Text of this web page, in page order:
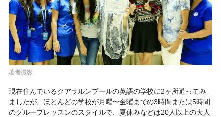
著者撮影
現在住んでいるクアラルンプールの英語の学校に2ヶ所通ってみ
ましたが、ほとんどの学校が月曜〜金曜までの3時間または5時間
のグループレッスンのスタイルで、夏休みなどは20人以上の大人